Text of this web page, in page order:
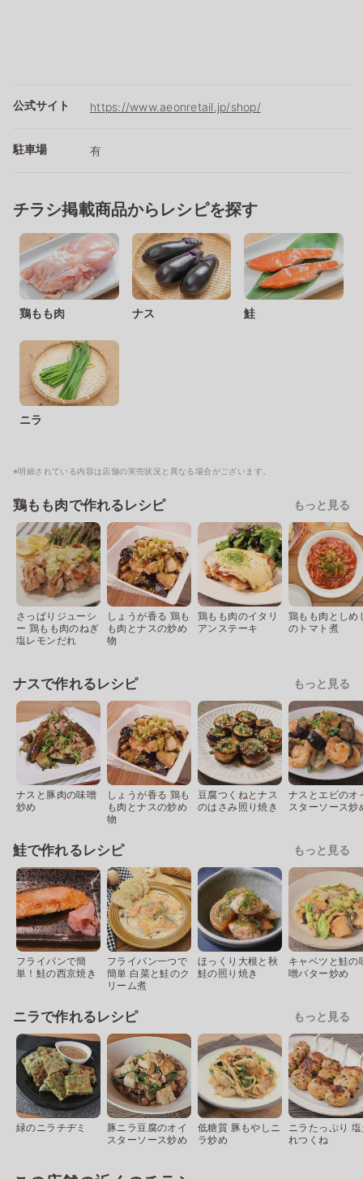
公式サイト https://www.aeonretail.jp/shop/
駐車場 有
チラシ掲載商品からレシピを探す
鶏もも肉 ナス 鮭
ニラ
※明細されている内容は店舗の実売状況と異なる場合がございます。
鶏もも肉で作れるレシピ もっと見る
さっぱりジューシ
ー 鶏もも肉のねぎ
塩レモンだれ
しょうが香る 鶏も
も肉とナスの炒め
物
鶏もも肉のイタリ
アンステーキ
鶏もも肉としめ
のトマト煮
ナスで作れるレシピ もっと見る
ナスと豚肉の味噌
炒め
しょうが香る 鶏も
も肉とナスの炒め
物
豆腐つくねとナス
のはさみ照り焼き
ナスとエビのオ
スターソース炒
鮭で作れるレシピ もっと見る
フライパンで簡
単！鮭の西京焼き
フライパン一つで
簡単 白菜と鮭のク
リーム煮
ほっくり大根と秋
鮭の照り焼き
キャベツと鮭の
噌バター炒め
ニラで作れるレシピ もっと見る
緑のニラチヂミ
豚ニラ豆腐のオイ
スターソース炒め
低糖質 豚もやしニ
ラ炒め
ニラたっぷり
れつくね